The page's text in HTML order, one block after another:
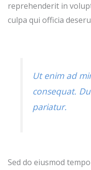
reprehenderit in
culpa qui officia
Ut enim ad
consequat.
pariatur.
Sed do eiusmod